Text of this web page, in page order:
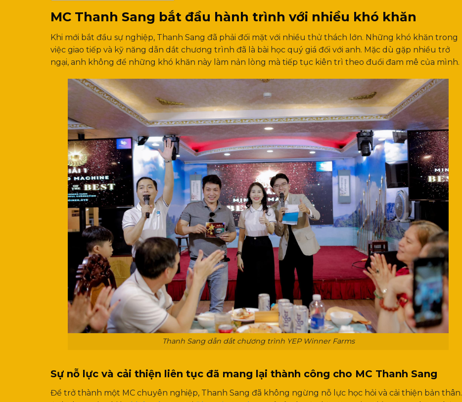
MC Thanh Sang bắt đầu hành trình với nhiều khó khăn
Khi mới bắt đầu sự nghiệp, Thanh Sang đã phải đối mặt với nhiều thử thách lớn. Những khó khăn trong
việc giao tiếp và kỹ năng dẫn dắt chương trình đã là bài học quý giá đối với anh. Mặc dù gặp nhiều trở
ngại, anh không để những khó khăn này làm nản lòng mà tiếp tục kiên trì theo đuổi đam mê của mình.
Thanh Sang dẫn dắt chương trình YEP Winner Farms
Sự nỗ lực và cải thiện liên tục đã mang lại thành công cho MC Thanh Sang
Để trở thành một MC chuyên nghiệp, Thanh Sang đã không ngừng nỗ lực học hỏi và cải thiện bản thân.